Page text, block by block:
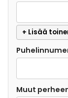
+ Lisää
Muut